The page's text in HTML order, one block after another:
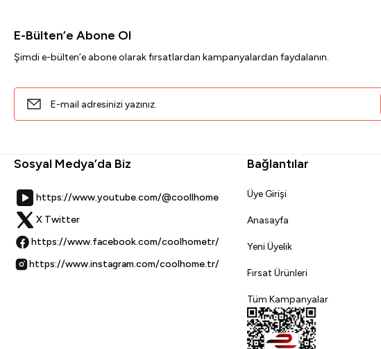
E-Bülten’e Abone Ol
Şimdi e-bülten’e abone olarak fırsatlardan kampanyalardan faydalanın.
Sosyal Medya’da Biz
https://www.youtube.com/@coollhome
X Twitter
https://www.facebook.com/coolhometr/
https://www.instagram.com/coolhome.tr/
Bağlantılar
Üye Girişi
Anasayfa
Yeni Üyelik
Fırsat Ürünleri
Tüm Kampanyalar